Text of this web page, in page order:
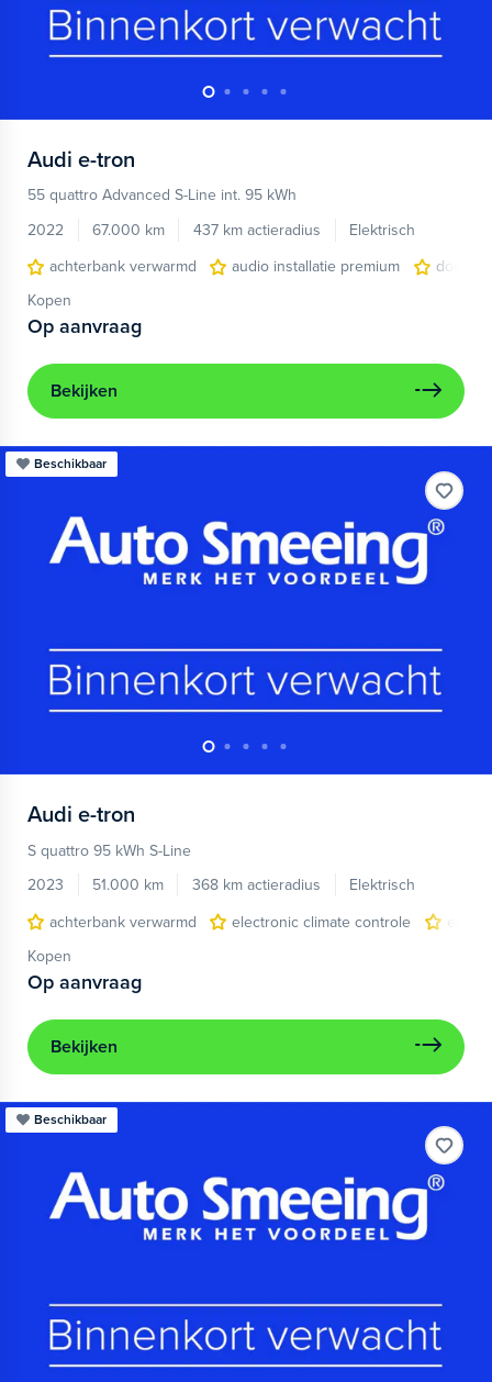
Audi e-tron
55 quattro Advanced S-Line int. 95 kWh
2022
67.000 km 437 km actieradius
Elektrisch
achterbank verwarmd
audio installatie premium
Kopen
Op aanvraag
Bekijken
Beschikbaar
Audi e-tron
S quattro 95 kWh S-Line
2023
51.000 km 368 km actieradius
Elektrisch
achterbank verwarmd
electronic climate controle
Kopen
Op aanvraag
Bekijken
Beschikbaar